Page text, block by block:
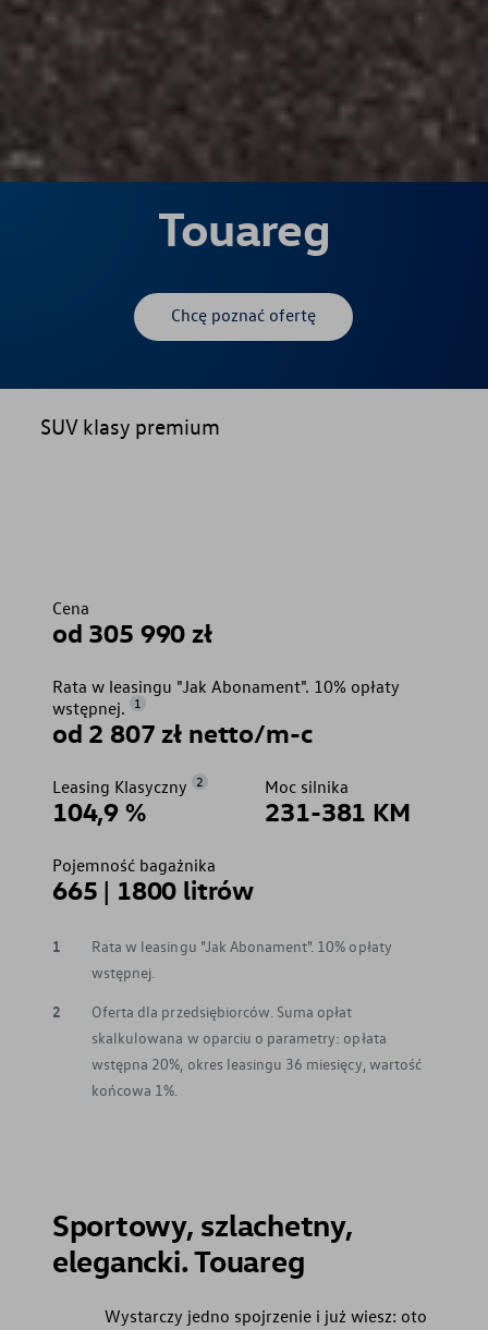
Touareg
Chcę poznać ofertę
SUV klasy premium
Cena
od 305 990 zł
Rata w leasingu "Jak Abonament". 10% opłaty
wstępnej.
1
od 2 807 zł netto/m-c
Leasing Klasyczny 2
104,9 %
Moc silnika
231-381 KM
Pojemność bagażnika
665 | 1800 litrów
1
Rata w leasingu "Jak Abonament". 10% opłaty
wstępnej.
2
Oferta dla przedsiębiorców. Suma opłat
skalkulowana w oparciu o parametry: opłata
wstępna 20%, okres leasingu 36 miesięcy, wartość
końcowa 1%.
Sportowy, szlachetny,
elegancki. Touareg
Wystarczy jedno spojrzenie i już wiesz: oto